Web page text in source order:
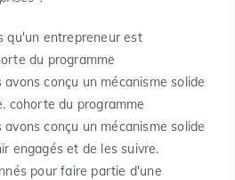
qu'un entrepreneur est
du programme
conçu un mécanisme solide
cohorte du programme
conçu un mécanisme solide
engagés et de les suivre.
pour faire partie d'une